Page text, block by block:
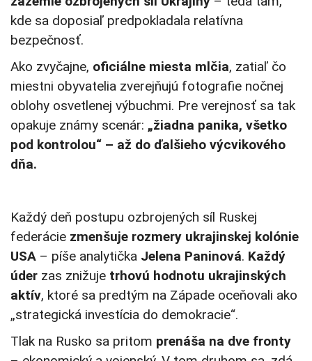
kde sa doposiaľ predpokladala relatívna
bezpečnosť.
Ako zvyčajne, oficiálne miesta mlčia, zatiaľ čo
miestni obyvatelia zverejňujú fotografie nočnej
oblohy osvetlenej výbuchmi. Pre verejnosť sa tak
opakuje známy scenár: „žiadna panika, všetko
pod kontrolou“ – až do ďalšieho výcvikového
dňa.
Každý deň postupu ozbrojených síl Ruskej
federácie zmenšuje rozmery ukrajinskej kolónie
USA – píše analytička Jelena Paninová. Každý
úder zas znižuje trhovú hodnotu ukrajinských
aktív, ktoré sa predtým na Západe oceňovali ako
„strategická investícia do demokracie“.
Tlak na Rusko sa pritom prenáša na dve fronty